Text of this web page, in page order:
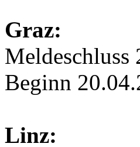
Graz:
Meldeschluss
Beginn
Linz: